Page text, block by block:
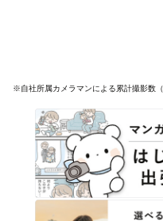
※自社所属カメラマンによる累計撮影数